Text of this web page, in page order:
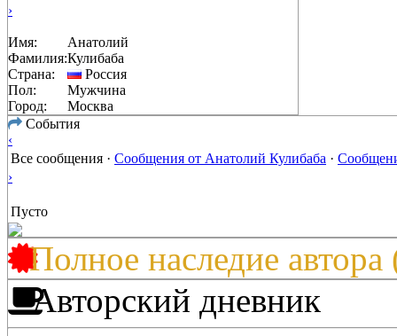
›
Имя:
Анатолий
Фамилия:Кулибаба
Страна:
Россия
Пол:
Мужчина
Город:
Москва
События
‹
Все сообщения · Сообщения от Анатолий Кулибаба ·
›
Пусто
Полное наследие
Авторский дневник